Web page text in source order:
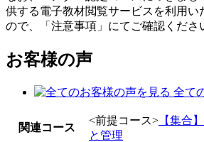
供する電子教材閲覧サービスを利用い
ので、「注意事項」にてご確認くださ
お客様の声
全て
関連コース
<前提コース> 【集合
と管理